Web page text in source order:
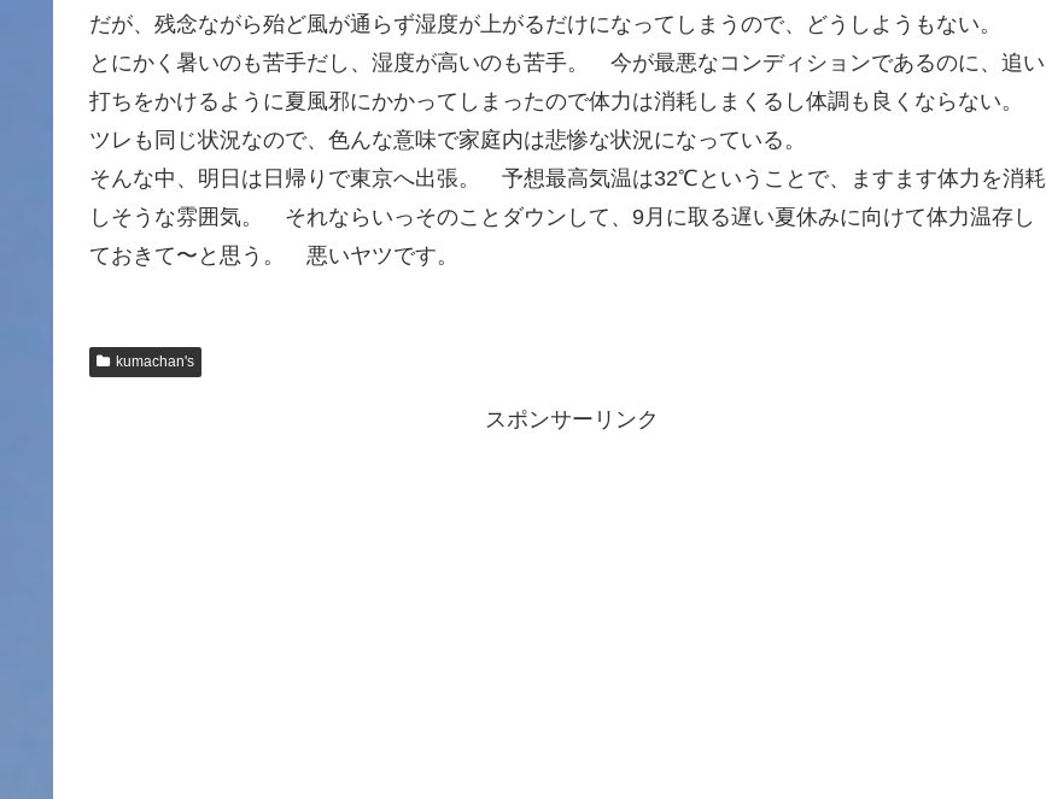
だが、残念ながら殆ど風が通らず湿度が上がるだけになってしまうので、どうしようもない。
とにかく暑いのも苦手だし、湿度が高いのも苦手。 今が最悪なコンディションであるのに、追い
打ちをかけるように夏風邪にかかってしまったので体力は消耗しまくるし体調も良くならない。
ツレも同じ状況なので、色んな意味で家庭内は悲惨な状況になっている。
そんな中、明日は日帰りで東京へ出張。 予想最高気温は32℃ということで、ますます体力を消耗
しそうな雰囲気。 それならいっそのことダウンして、9月に取る遅い夏休みに向けて体力温存し
ておきて〜と思う。 悪いヤツです。
kumachan's
スポンサーリンク